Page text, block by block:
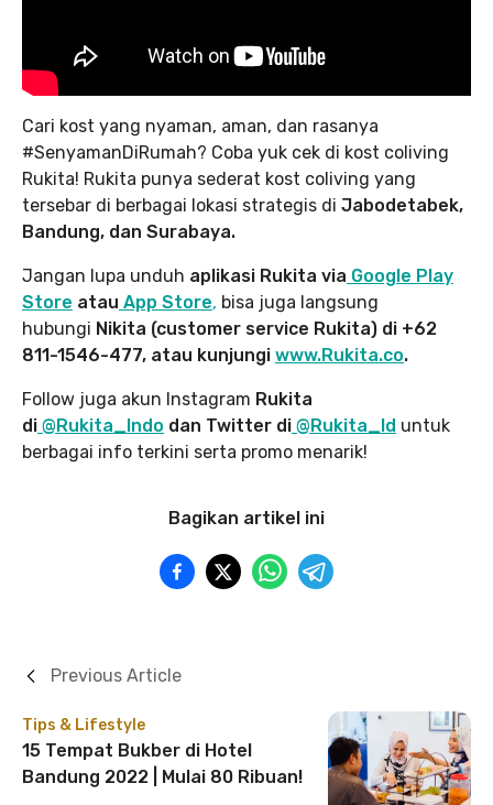
Cari kost yang nyaman, aman, dan rasanya
#SenyamanDiRumah? Coba yuk cek di kost coliving
Rukita! Rukita punya sederat kost coliving yang
tersebar di berbagai lokasi strategis di Jabodetabek,
Bandung, dan Surabaya.
Jangan lupa unduh aplikasi Rukita via Google Play
Store atau App Store, bisa juga langsung
hubungi Nikita (customer service Rukita) di +62
811-1546-477, atau kunjungi www.Rukita.co.
Follow juga akun Instagram Rukita
di @Rukita_Indo dan Twitter di @Rukita_Id untuk
berbagai info terkini serta promo menarik!
Bagikan artikel ini
Tips & Lifestyle
15 Tempat Bukber di Hotel
Bandung 2022 | Mulai 80 Ribuan!
Previous Article